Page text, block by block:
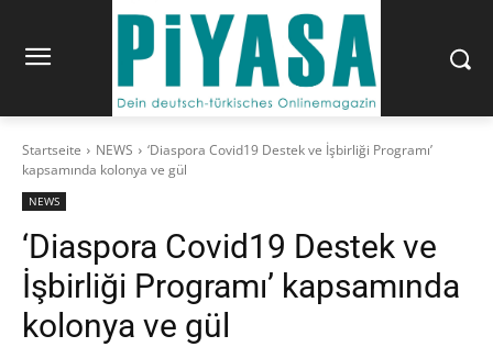
Startseite NEWS
‘Diaspora Covid19 Destek ve İşbirliği Programı’
kapsamında kolonya ve gül
NEWS
‘Diaspora Covid19 Destek ve
İşbirliği Programı’ kapsamında
kolonya ve gül